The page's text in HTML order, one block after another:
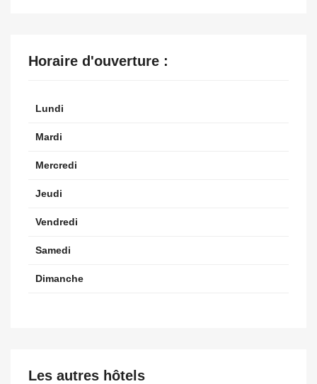
Horaire d'ouverture :
Lundi
Mardi
Mercredi
Jeudi
Vendredi
Samedi
Dimanche
Les autres hôtels